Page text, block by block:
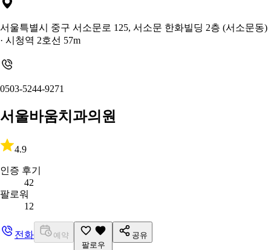
서울특별시 중구 서소문로 125, 서소문 한화빌딩 2층 (서소문동)
· 시청역 2호선 57m
0503-5244-9271
서울바움치과의원
4.9
인증 후기
42
팔로워
12
전화
예약
팔로우
공유